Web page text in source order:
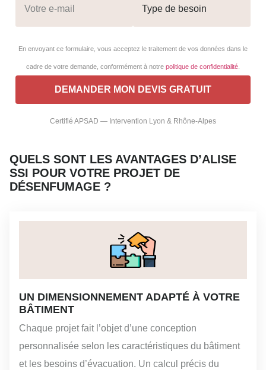
En envoyant ce formulaire, vous acceptez le traitement de vos données dans le
cadre de votre demande, conformément à notre politique de confidentialité
Certifié APSAD — Intervention Lyon & Rhône-Alpes
QUELS SONT LES AVANTAGES D’ALISE
SSI POUR VOTRE PROJET DE
DÉSENFUMAGE ?
UN DIMENSIONNEMENT ADAPTÉ À VOTRE
BÂTIMENT
Chaque projet fait l’objet d’une conception
personnalisée selon les caractéristiques du bâtiment
et les besoins d’évacuation. Un calcul précis du